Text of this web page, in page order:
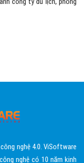
nghệ 4.0. ViSoftware
nghệ có 10 năm kinh